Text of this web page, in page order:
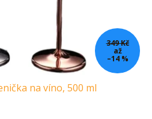
349 Kč
až
–14 %
na víno, 500 ml